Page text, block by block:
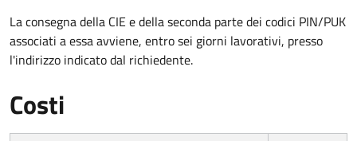
La consegna della CIE e della seconda parte dei codici PIN/PUK
associati a essa avviene, entro sei giorni lavorativi, presso
l'indirizzo indicato dal richiedente.
Costi